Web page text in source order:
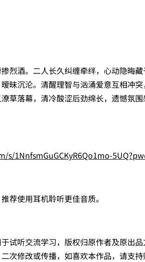
烈酒。二人长久纠缠牵绊，心动隐晦藏
昧沉沦。清醒理智与汹涌爱意互相冲
草落幕，清冷酸涩后劲绵长，遗憾氛
s/1NnfsmGuGCKyR6Qo1mo-
荐使用耳机聆听更佳音质。
试听交流学习，版权归原作者及原出
次修改或传播，如喜欢本作品，请支